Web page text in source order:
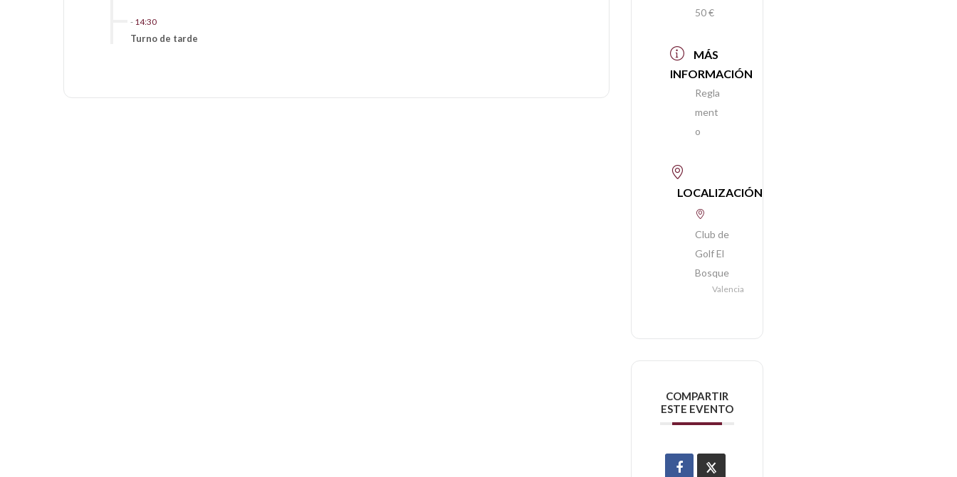
- 14:30
Turno de tarde
50 €
MÁS
INFORMACIÓN
Regla
ment
o
LOCALIZACIÓN
Club de
Golf El
Bosque
Valencia
COMPARTIR
ESTE EVENTO